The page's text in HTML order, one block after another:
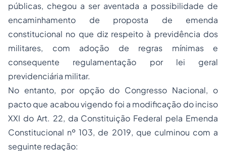
públicas, chegou a ser aventada a possibilidade de
encaminhamento de proposta de emenda
constitucional no que diz respeito à previdência dos
militares, com adoção de regras mínimas e
consequente regulamentação por lei geral
previdenciária militar.
No entanto, por opção do Congresso Nacional, o
pacto que acabou vigendo foi a modificação do inciso
XXI do Art. 22, da Constituição Federal pela Emenda
Constitucional nº 103, de 2019, que culminou com a
seguinte redação: